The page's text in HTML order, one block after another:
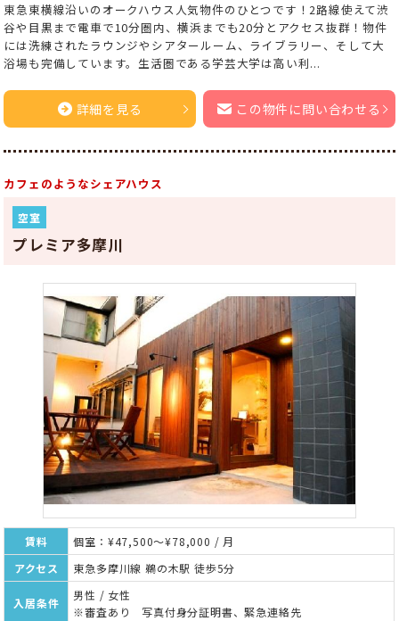
東急東横線沿いのオークハウス人気物件のひとつです！2路線使えて渋
谷や目黒まで電車で10分圏内、横浜までも20分とアクセス抜群！物件
には洗練されたラウンジやシアタールーム、ライブラリー、そして大
浴場も完備しています。生活圏である学芸大学は高い利...
詳細を見る この物件に問い合わせる
カフェのようなシェアハウス
空室
プレミア多摩川
賃料
個室：¥47,500～¥78,000 / 月
アクセス
東急多摩川線 鵜の木駅 徒歩5分
入居条件
男性 / 女性
※審査あり 写真付身分証明書、緊急連絡先